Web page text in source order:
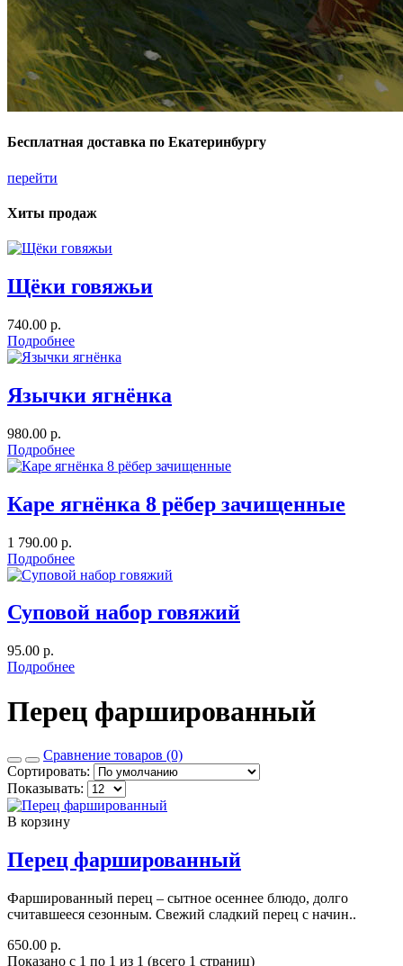
Бесплатная доставка по Екатеринбургу
перейти
Хиты продаж
Щёки говяжьи
740.00 р.
Подробнее
Язычки ягнёнка
980.00 р.
Подробнее
Каре ягнёнка 8 рёбер зачищенные
1 790.00 р.
Подробнее
Суповой набор говяжий
95.00 р.
Подробнее
Перец фаршированный
Сравнение товаров (0)
Сортировать:
Показывать:
В корзину
Перец фаршированный
Фаршированный перец – сытное осеннее блюдо, долго
считавшееся сезонным. Свежий сладкий перец с начин..
650.00 р.
Показано с 1 по 1 из 1 (всего 1 страниц)